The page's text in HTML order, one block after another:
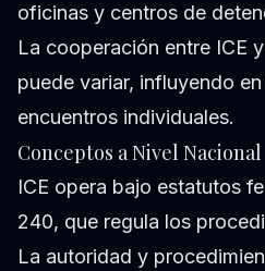
oficinas y centros de
La cooperación entre ICE
puede variar, influyendo
encuentros individuales.
Conceptos a Nivel Nacional
ICE opera bajo estatutos
240, que regula los
La autoridad y